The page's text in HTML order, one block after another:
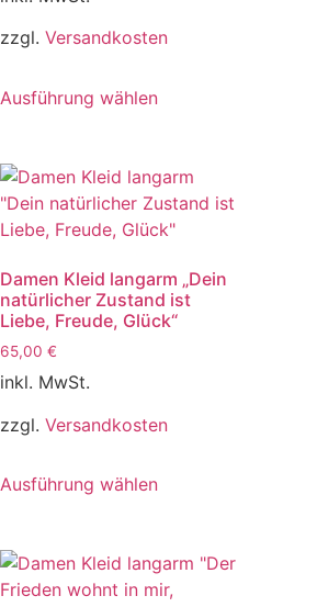
zzgl. Versandkosten
Ausführung wählen
Damen Kleid langarm „Dein
natürlicher Zustand ist
Liebe, Freude, Glück“
65,00 €
inkl. MwSt.
zzgl. Versandkosten
Ausführung wählen